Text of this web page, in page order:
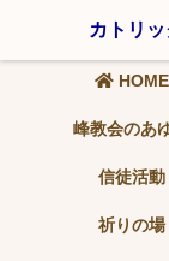
HOME
峰教会のあ
信徒活動
祈りの場
カトリ